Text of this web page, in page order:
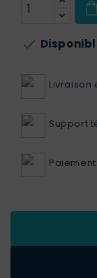

Livraison
Support